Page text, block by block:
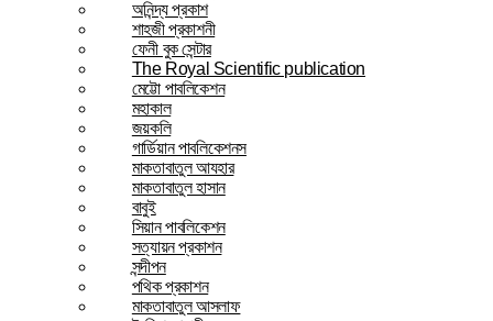
অনিন্দ্য প্রকাশ
শাহজী প্রকাশনী
ফেনী বুক সেন্টার
The Royal Scientific publication
মেট্টো পাবলিকেশন
মহাকাল
জয়কলি
গার্ডিয়ান পাবলিকেশনস
মাকতাবাতুল আযহার
মাকতাবাতুল হাসান
বাবুই
সিয়ান পাবলিকেশন
সত্যায়ন প্রকাশন
সন্দীপন
পথিক প্রকাশন
মাকতাবাতুল আসলাফ